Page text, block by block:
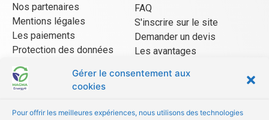
Gérer le consentement aux
cookies
Pour offrir les meilleures expériences, nous utilisons des technologies
Nos partenaires
Mentions légales
Les paiements
Protection des données
CGU Mangopay
FAQ
S'inscrire sur le site
Demander un devis
Les avantages